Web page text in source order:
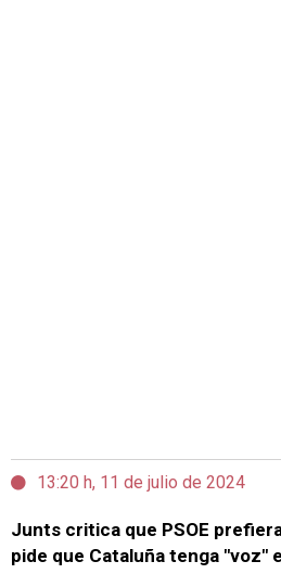
13:20 h, 11 de julio de 2024
Junts critica que PSOE
pide que Cataluña tenga "voz"